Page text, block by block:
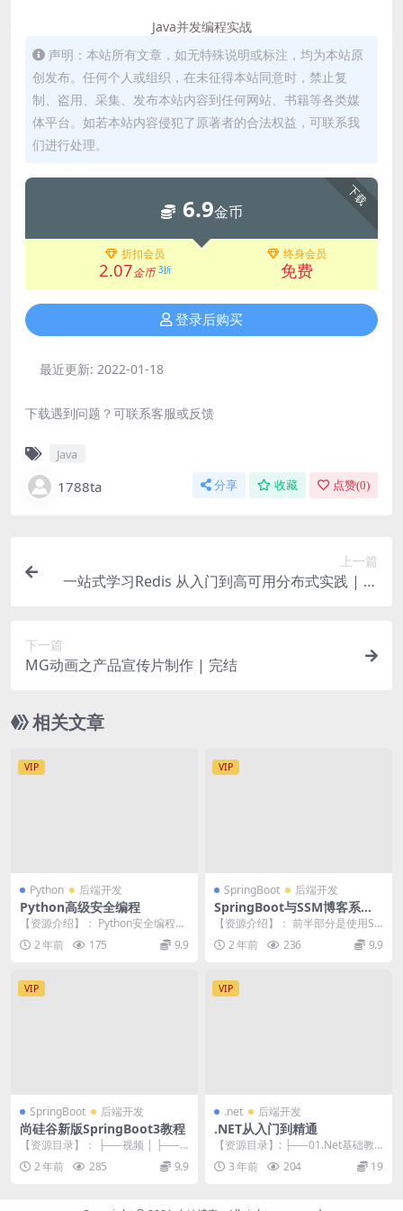
Java并发编程实战
声明：本站所有文章，如无特殊说明或标注，均为本站原
创发布。任何个人或组织，在未征得本站同意时，禁止复
制、盗用、采集、发布本站内容到任何网站、书籍等各类媒
体平台。如若本站内容侵犯了原著者的合法权益，可联系我
们进行处理。
下载
6.9金币
折扣会员
2.07金币 3折
终身会员
免费
登录后购买
最近更新: 2022-01-18
下载遇到问题？可联系客服或反馈
Java
1788ta 分享 收藏 点赞(0)
上一篇
一站式学习Redis 从入门到高可用分布式实践 | 完
下一篇
MG动画之产品宣传片制作 | 完结
相关文章
VIP
Python 后端开发
Python高级安全编程
【资源介绍】： Python安全编程我
们将从0基础开始教学，循序渐进的
带领大家进...
2 年前 175 9.9
VIP
SpringBoot 后端开发
SpringBoot与SSM博客系统
开发
【资源介绍】： 前半部分是使用Sp
ringMVC+DataJPA开发，之后无缝
迁...2 年前 236 9.9
VIP
SpringBoot 后端开发
尚硅谷新版SpringBoot3教程
【资源目录】： ├──视频 | ├──0
01、SpringBoot3-课程简介....
2 年前 285 9.9
VIP
.net 后端开发
.NET从入门到精通
【资源目录】: ├──01.Net基础教
程 | ├──01.Net基础 | ...
3 年前 204 19